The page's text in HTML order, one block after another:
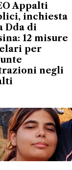
Appalti
inchiesta
Dda di
12 misure
per
negli